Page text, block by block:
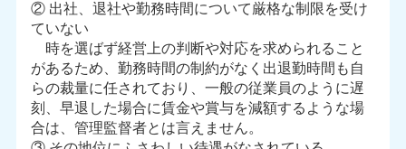
② 出社、退社や勤務時間について厳格な制限を受け
ていない
時を選ばず経営上の判断や対応を求められること
があるため、勤務時間の制約がなく出退勤時間も自
らの裁量に任されており、一般の従業員のように遅
刻、早退した場合に賃金や賞与を減額するような場
合は、管理監督者とは言えません。